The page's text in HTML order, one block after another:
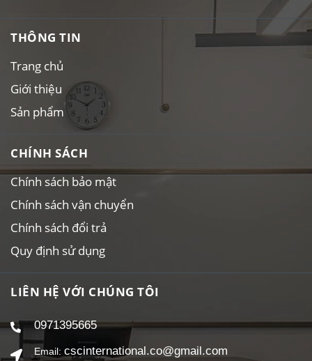
THÔNG TIN
Trang chủ
Giới thiệu
Sản phẩm
CHÍNH SÁCH
Chính sách bảo mật
Chính sách vận chuyển
Chính sách đổi trả
Quy định sử dụng
LIÊN HỆ VỚI CHÚNG TÔI
0971395665
Email: cscinternational.co@gmail.com